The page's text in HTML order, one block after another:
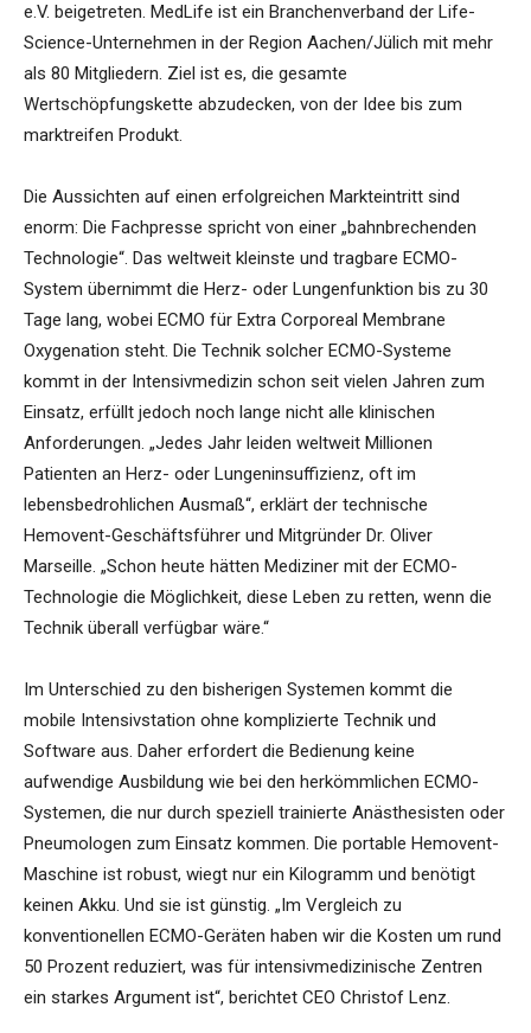
e.V. beigetreten. MedLife ist ein Branchenverband der Life-
Science-Unternehmen in der Region Aachen/Jülich mit mehr
als 80 Mitgliedern. Ziel ist es, die gesamte
Wertschöpfungskette abzudecken, von der Idee bis zum
marktreifen Produkt.
Die Aussichten auf einen erfolgreichen Markteintritt sind
enorm: Die Fachpresse spricht von einer „bahnbrechenden
Technologie“. Das weltweit kleinste und tragbare ECMO-
System übernimmt die Herz- oder Lungenfunktion bis zu 30
Tage lang, wobei ECMO für Extra Corporeal Membrane
Oxygenation steht. Die Technik solcher ECMO-Systeme
kommt in der Intensivmedizin schon seit vielen Jahren zum
Einsatz, erfüllt jedoch noch lange nicht alle klinischen
Anforderungen. „Jedes Jahr leiden weltweit Millionen
Patienten an Herz- oder Lungeninsuffizienz, oft im
lebensbedrohlichen Ausmaß“, erklärt der technische
Hemovent-Geschäftsführer und Mitgründer Dr. Oliver
Marseille. „Schon heute hätten Mediziner mit der ECMO-
Technologie die Möglichkeit, diese Leben zu retten, wenn die
Technik überall verfügbar wäre.“
Im Unterschied zu den bisherigen Systemen kommt die
mobile Intensivstation ohne komplizierte Technik und
Software aus. Daher erfordert die Bedienung keine
aufwendige Ausbildung wie bei den herkömmlichen ECMO-
Systemen, die nur durch speziell trainierte Anästhesisten oder
Pneumologen zum Einsatz kommen. Die portable Hemovent-
Maschine ist robust, wiegt nur ein Kilogramm und benötigt
keinen Akku. Und sie ist günstig. „Im Vergleich zu
konventionellen ECMO-Geräten haben wir die Kosten um rund
50 Prozent reduziert, was für intensivmedizinische Zentren
ein starkes Argument ist“, berichtet CEO Christof Lenz.